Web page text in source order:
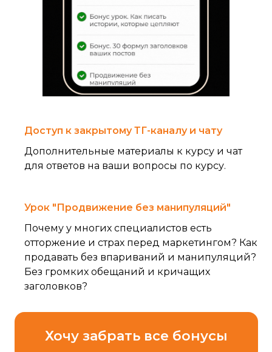
Доступ к закрытому ТГ-каналу и чату
Дополнительные материалы к курсу и чат
для ответов на ваши вопросы по курсу.
Урок "Продвижение без манипуляций"
Почему у многих специалистов есть
отторжение и страх перед маркетингом? Как
продавать без впариваний и манипуляций?
Без громких обещаний и кричащих
заголовков?
Хочу забрать все бонусы